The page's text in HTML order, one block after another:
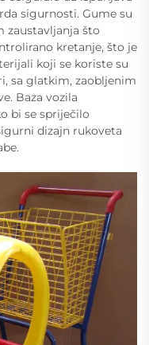
sigurnosti. Gume su
zaustavljanja što
kretanje, što je
koji se koriste su
sa glatkim, zaobljenim
Baza vozila
bi se spriječilo
dizajn rukoveta